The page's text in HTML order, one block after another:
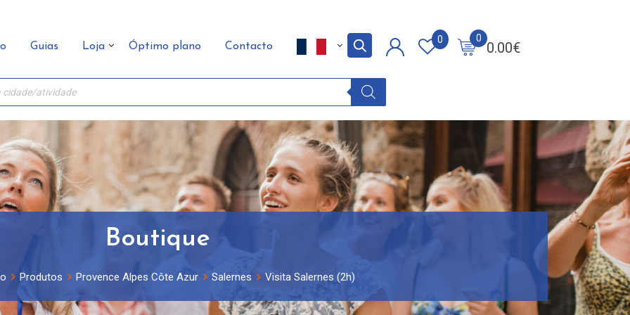
Guias Loja Óptimo plano Contacto 0.00€
0
0
Boutique
Produtos Provence Alpes Côte Azur Salernes Visita Salernes (2h)